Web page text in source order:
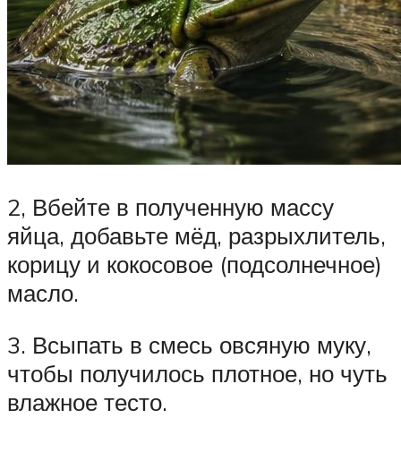
2, Вбейте в полученную массу
яйца, добавьте мёд, разрыхлитель,
корицу и кокосовое (подсолнечное)
масло.
3. Всыпать в смесь овсяную муку,
чтобы получилось плотное, но чуть
влажное тесто.